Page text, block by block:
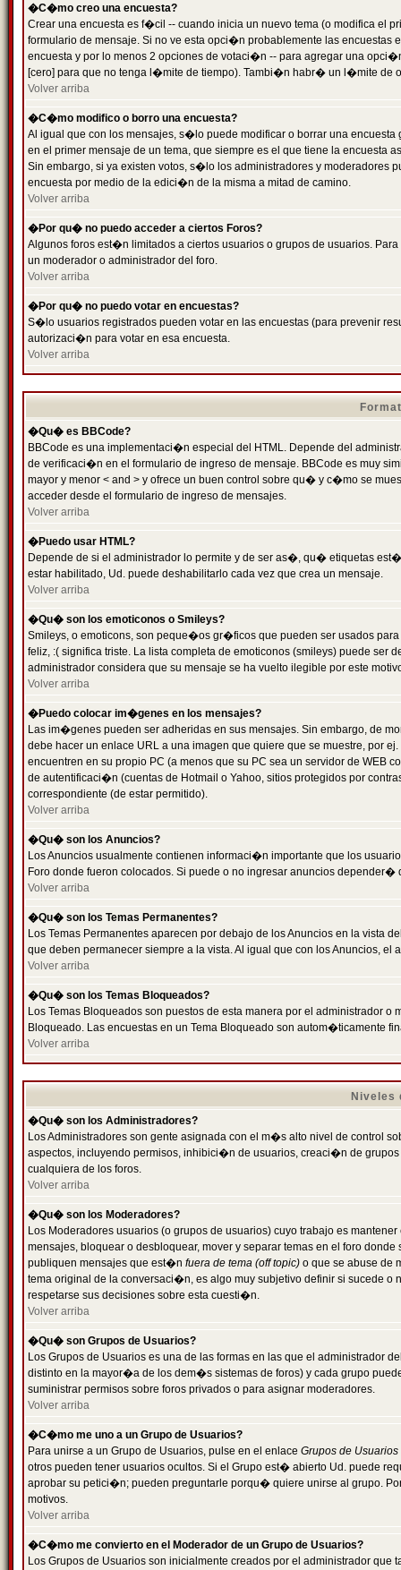
�C�mo creo una encuesta?
Crear una encuesta es f�cil -- cuando inicia un nuevo tema (o modifica el
formulario de mensaje. Si no ve esta opci�n probablemente las
encuesta y por lo menos 2 opciones de votaci�n -- para agregar una
[cero] para que no tenga l�mite de tiempo). Tambi�n habr� un l�mite de
Volver arriba
�C�mo modifico o borro una encuesta?
Al igual que con los mensajes, s�lo puede modificar o borrar una
en el primer mensaje de un tema, que siempre es el que tiene la encuesta
Sin embargo, si ya existen votos, s�lo los administradores y moderadores
encuesta por medio de la edici�n de la misma a mitad de camino.
Volver arriba
�Por qu� no puedo acceder a ciertos Foros?
Algunos foros est�n limitados a ciertos usuarios o grupos de usuarios.
un moderador o administrador del foro.
Volver arriba
�Por qu� no puedo votar en encuestas?
S�lo usuarios registrados pueden votar en las encuestas (para prevenir
autorizaci�n para votar en esa encuesta.
Volver arriba
�Qu� es BBCode?
BBCode es una implementaci�n especial del HTML. Depende del
de verificaci�n en el formulario de ingreso de mensaje. BBCode es muy
mayor y menor < and > y ofrece un buen control sobre qu� y c�mo se
acceder desde el formulario de ingreso de mensajes.
Volver arriba
�Puedo usar HTML?
Depende de si el administrador lo permite y de ser as�, qu� etiquetas
estar habilitado, Ud. puede deshabilitarlo cada vez que crea un mensaje.
Volver arriba
�Qu� son los emoticonos o Smileys?
Smileys, o emoticons, son peque�os gr�ficos que pueden ser usados
feliz, :( significa triste. La lista completa de emoticonos (smileys) puede
administrador considera que su mensaje se ha vuelto ilegible por este
Volver arriba
�Puedo colocar im�genes en los mensajes?
Las im�genes pueden ser adheridas en sus mensajes. Sin embargo, de
debe hacer un enlace URL a una imagen que quiere que se muestre, por
encuentren en su propio PC (a menos que su PC sea un servidor de
de autentificaci�n (cuentas de Hotmail o Yahoo, sitios protegidos por
correspondiente (de estar permitido).
Volver arriba
�Qu� son los Anuncios?
Los Anuncios usualmente contienen informaci�n importante que los
Foro donde fueron colocados. Si puede o no ingresar anuncios
Volver arriba
�Qu� son los Temas Permanentes?
Los Temas Permanentes aparecen por debajo de los Anuncios en la
que deben permanecer siempre a la vista. Al igual que con los Anuncios,
Volver arriba
�Qu� son los Temas Bloqueados?
Los Temas Bloqueados son puestos de esta manera por el administrador
Bloqueado. Las encuestas en un Tema Bloqueado son autom�ticamente
Volver arriba
Niveles
�Qu� son los Administradores?
Los Administradores son gente asignada con el m�s alto nivel de control
aspectos, incluyendo permisos, inhibici�n de usuarios, creaci�n de
cualquiera de los foros.
Volver arriba
�Qu� son los Moderadores?
Los Moderadores usuarios (o grupos de usuarios) cuyo trabajo es
mensajes, bloquear o desbloquear, mover y separar temas en el foro
publiquen mensajes que est�n fuera de tema (off topic) o que se abuse de
tema original de la conversaci�n, es algo muy subjetivo definir si sucede
respetarse sus decisiones sobre esta cuesti�n.
Volver arriba
�Qu� son Grupos de Usuarios?
Los Grupos de Usuarios es una de las formas en las que el administrador
distinto en la mayor�a de los dem�s sistemas de foros) y cada grupo
suministrar permisos sobre foros privados o para asignar moderadores.
Volver arriba
�C�mo me uno a un Grupo de Usuarios?
Para unirse a un Grupo de Usuarios, pulse en el enlace Grupos de Usuarios
otros pueden tener usuarios ocultos. Si el Grupo est� abierto Ud. puede
aprobar su petici�n; pueden preguntarle porqu� quiere unirse al grupo.
motivos.
Volver arriba
�C�mo me convierto en el Moderador de un Grupo de Usuarios?
Los Grupos de Usuarios son inicialmente creados por el administrador